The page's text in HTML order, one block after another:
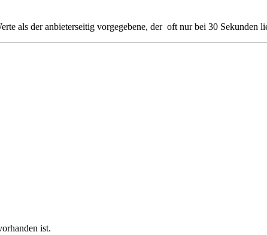
als der anbieterseitig vorgegebene, der oft nur bei 30 Sekunden
ist.